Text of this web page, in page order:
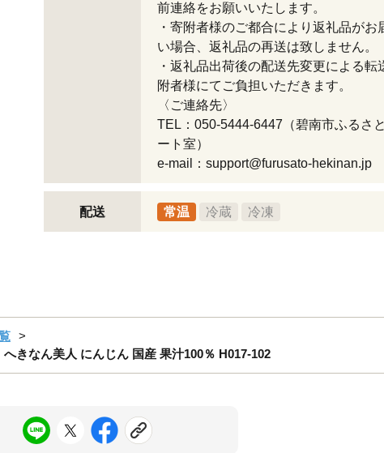
前連絡をお願いいたします。
・寄附者様のご都合により返礼品がお
い場合、返礼品の再送は致しません。
・返礼品出荷後の配送先変更による転
附者様にてご負担いただきます。
〈ご連絡先〉
TEL：050-5444-6447（碧南市ふるさ
ート室）
e-mail：support@furusato-hekinan.jp
配送 常温 冷蔵 冷凍
きなん美人 にんじん 国産 果汁100％ H017-102